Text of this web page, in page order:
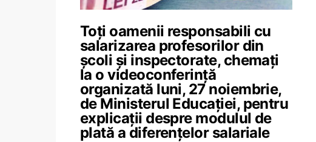
Toți oamenii responsabili cu
salarizarea profesorilor din
școli și inspectorate, chemați
la o videoconferință
organizată luni, 27 noiembrie,
de Ministerul Educației, pentru
explicații despre modulul de
plată a diferențelor salariale